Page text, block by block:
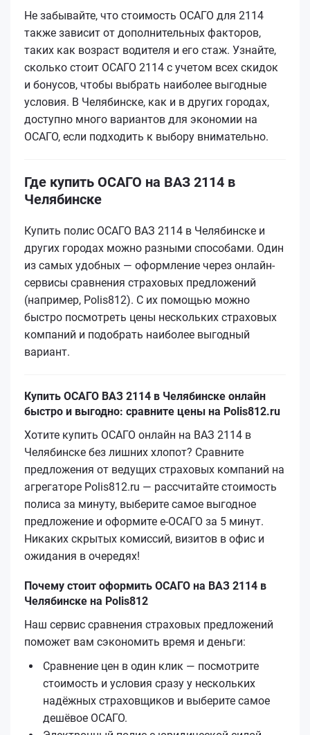
Не забывайте, что стоимость ОСАГО для 2114
также зависит от дополнительных факторов,
таких как возраст водителя и его стаж. Узнайте,
сколько стоит ОСАГО 2114 с учетом всех скидок
и бонусов, чтобы выбрать наиболее выгодные
условия. В Челябинске, как и в других городах,
доступно много вариантов для экономии на
ОСАГО, если подходить к выбору внимательно.
Где купить ОСАГО на ВАЗ 2114 в
Челябинске
Купить полис ОСАГО ВАЗ 2114 в Челябинске и
других городах можно разными способами. Один
из самых удобных — оформление через онлайн-
сервисы сравнения страховых предложений
(например, Polis812). С их помощью можно
быстро посмотреть цены нескольких страховых
компаний и подобрать наиболее выгодный
вариант.
Купить ОСАГО ВАЗ 2114 в Челябинске онлайн
быстро и выгодно: сравните цены на Polis812.ru
Хотите купить ОСАГО онлайн на ВАЗ 2114 в
Челябинске без лишних хлопот? Сравните
предложения от ведущих страховых компаний на
агрегаторе Polis812.ru — рассчитайте стоимость
полиса за минуту, выберите самое выгодное
предложение и оформите е‑ОСАГО за 5 минут.
Никаких скрытых комиссий, визитов в офис и
ожидания в очередях!
Почему стоит оформить ОСАГО на ВАЗ 2114 в
Челябинске на Polis812
Наш сервис сравнения страховых предложений
поможет вам сэкономить время и деньги:
Сравнение цен в один клик — посмотрите
стоимость и условия сразу у нескольких
надёжных страховщиков и выберите самое
дешёвое ОСАГО.